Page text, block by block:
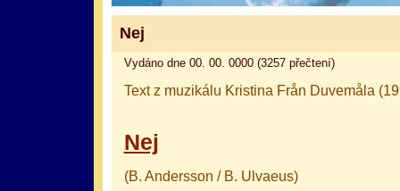
Nej
Vydáno dne 00. 00. 0000 (3257 přečtení)
Text z muzikálu Kristina Från Duvemåla
Nej
(B. Andersson / B. Ulvaeus)